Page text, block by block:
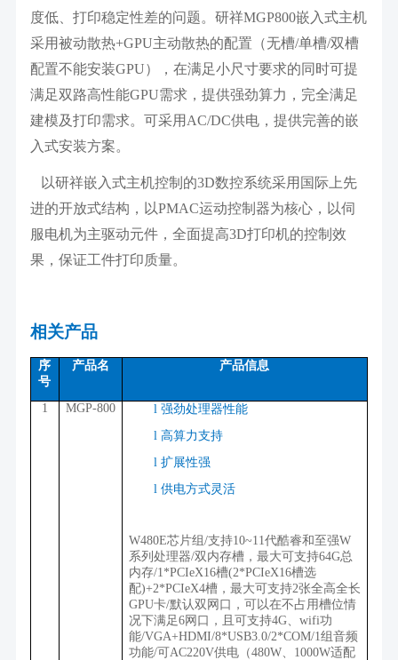
度低、打印稳定性差的问题。 研祥MGP800嵌入式主机
采用被动散热+GPU主动散热的配置（无槽/单槽/双槽
配置不能安装GPU），在满足小尺寸要求的同时可提
满足双路高性能GPU需求，提供强劲算力，完全满足
建模及打印需求。可采用 AC/DC供电，提供完善的嵌
入式安装方案。
以研祥嵌入式主机控制的3D数控系统采用国际上先
进的开放式结构，以PMAC运动控制器为核心，以伺
服电机为主驱动元件，全面提高3D打印机的控制效
果，保证工件打印质量。
相关产品
序
号
产品名 产品信息
1 MGP-800 l 强劲处理器性能
l 高算力支持
l 扩展性强
l 供电方式灵活
W480E芯片组 /支持10~11代酷睿和至强W
系列处理器/双内存槽，最大可支持64G总
内存/1*PCIeX16槽(2*PCIeX16槽选
配)+2*PCIeX4槽，最大可支持2张全高全长
GPU卡/默认双网口，可以在不占用槽位情
况下满足6网口，且可支持4G、 wifi功
能/VGA+HDMI/8*USB3.0/2*COM/1组音频
功能/可AC220V供电（480W、 1000W适配